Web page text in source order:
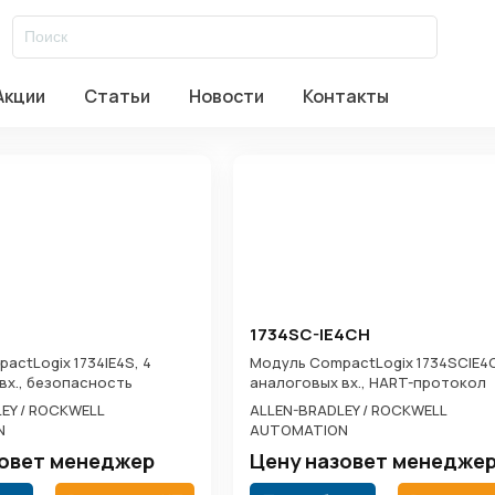
Статьи Новости Контакты
BRADLEY / ROCKWELL AUTOMATION/ Контроллеры/ ПЛК
1769-L1x
1734IE4S, 4
безопасность
/ ROCKWELL
менеджер
1734SC-IE4CH
Модуль CompactLogix
аналоговых вх., HART-протокол
ALLEN-BRADLEY / ROCKWELL
AUTOMATION
Цену назовет